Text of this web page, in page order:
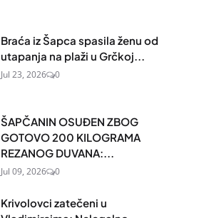
Braća iz Šapca spasila ženu od
utapanja na plaži u Grčkoj...
Jul 23, 2026 0
ŠAPČANIN OSUĐEN ZBOG
GOTOVO 200 KILOGRAMA
REZANOG DUVANA:...
Jul 09, 2026 0
Krivolovci zatečeni u